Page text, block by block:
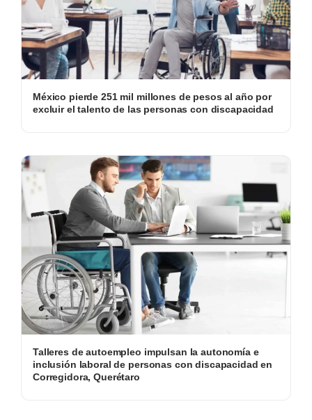
México pierde 251 mil millones de pesos al año por
excluir el talento de las personas con discapacidad
Talleres de autoempleo impulsan la autonomía e
inclusión laboral de personas con discapacidad en
Corregidora, Querétaro